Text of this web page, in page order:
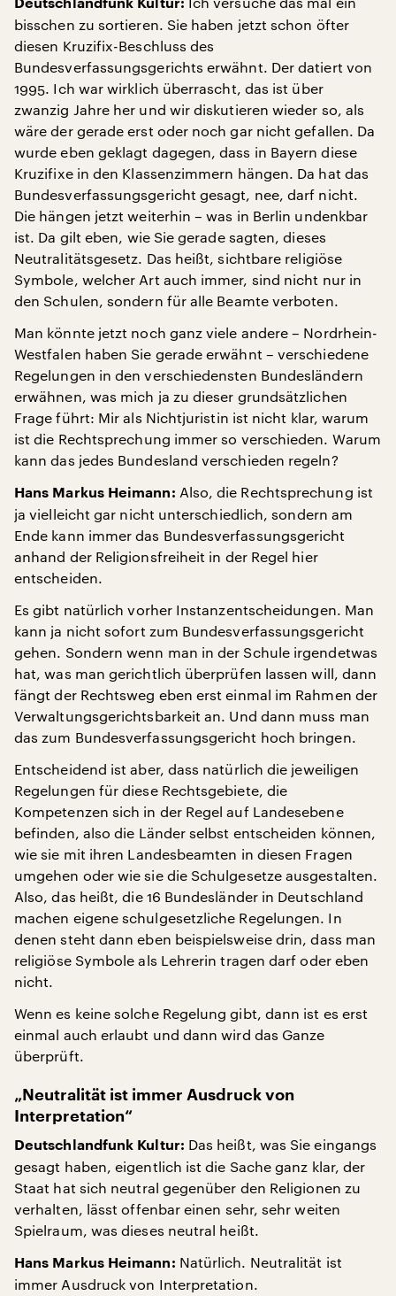
Deutschlandfunk Kultur:
bisschen zu sortieren. Sie haben jetzt schon öfter
diesen Kruzifix-Beschluss des
Bundesverfassungsgerichts erwähnt. Der datiert von
1995. Ich war wirklich überrascht, das ist über
zwanzig Jahre her und wir diskutieren wieder so, als
wäre der gerade erst oder noch gar nicht gefallen. Da
wurde eben geklagt dagegen, dass in Bayern diese
Kruzifixe in den Klassenzimmern hängen. Da hat das
Bundesverfassungsgericht gesagt, nee, darf nicht.
Die hängen jetzt weiterhin – was in Berlin undenkbar
ist. Da gilt eben, wie Sie gerade sagten, dieses
Neutralitätsgesetz. Das heißt, sichtbare religiöse
Symbole, welcher Art auch immer, sind nicht nur in
den Schulen, sondern für alle Beamte verboten.
Man könnte jetzt noch ganz viele andere – Nordrhein-
Westfalen haben Sie gerade erwähnt – verschiedene
Regelungen in den verschiedensten Bundesländern
erwähnen, was mich ja zu dieser grundsätzlichen
Frage führt: Mir als Nichtjuristin ist nicht klar, warum
ist die Rechtsprechung immer so verschieden. Warum
kann das jedes Bundesland verschieden regeln?
Hans Markus Heimann: Also, die Rechtsprechung ist
ja vielleicht gar nicht unterschiedlich, sondern am
Ende kann immer das Bundesverfassungsgericht
anhand der Religionsfreiheit in der Regel hier
entscheiden.
Es gibt natürlich vorher Instanzentscheidungen. Man
kann ja nicht sofort zum Bundesverfassungsgericht
gehen. Sondern wenn man in der Schule irgendetwas
hat, was man gerichtlich überprüfen lassen will, dann
fängt der Rechtsweg eben erst einmal im Rahmen der
Verwaltungsgerichtsbarkeit an. Und dann muss man
das zum Bundesverfassungsgericht hoch bringen.
Entscheidend ist aber, dass natürlich die jeweiligen
Regelungen für diese Rechtsgebiete, die
Kompetenzen sich in der Regel auf Landesebene
befinden, also die Länder selbst entscheiden können,
wie sie mit ihren Landesbeamten in diesen Fragen
umgehen oder wie sie die Schulgesetze ausgestalten.
Also, das heißt, die 16 Bundesländer in Deutschland
machen eigene schulgesetzliche Regelungen. In
denen steht dann eben beispielsweise drin, dass man
religiöse Symbole als Lehrerin tragen darf oder eben
nicht.
Wenn es keine solche Regelung gibt, dann ist es erst
einmal auch erlaubt und dann wird das Ganze
überprüft.
„Neutralität ist immer Ausdruck von
Interpretation“
Deutschlandfunk Kultur: Das heißt, was Sie eingangs
gesagt haben, eigentlich ist die Sache ganz klar, der
Staat hat sich neutral gegenüber den Religionen zu
verhalten, lässt offenbar einen sehr, sehr weiten
Spielraum, was dieses neutral heißt.
Hans Markus Heimann: Natürlich. Neutralität ist
immer Ausdruck von Interpretation.